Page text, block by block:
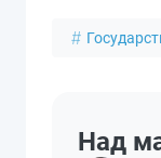
Над